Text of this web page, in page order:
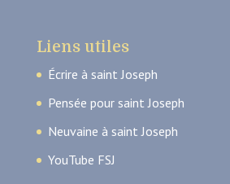
Liens utiles
Écrire à saint Joseph
Pensée pour saint Joseph
Neuvaine à saint Joseph
YouTube FSJ